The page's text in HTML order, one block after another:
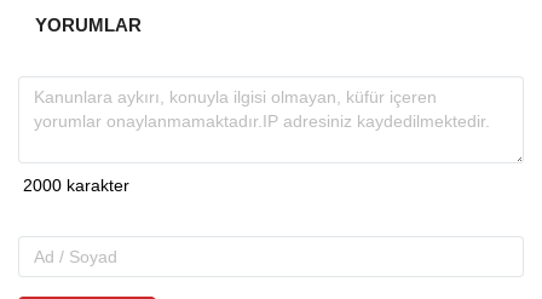
YORUMLAR